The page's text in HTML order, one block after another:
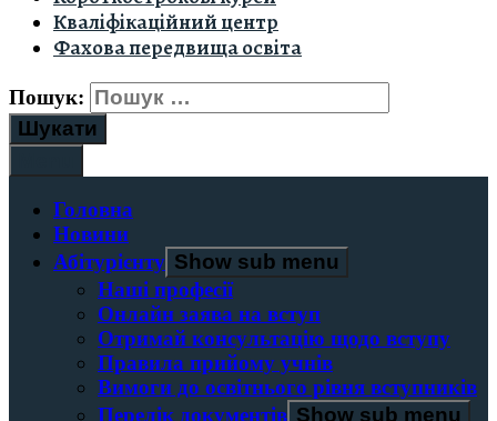
Кваліфікаційний центр
Фахова передвища освіта
Пошук:
Головна
Новини
Абітурієнту Show sub menu
Наші професії
Онлайн заява на вступ
Отримай консультацію щодо вступу
Правила прийому учнів
Вимоги до освітнього рівня вступників
Перелік документів Show sub menu